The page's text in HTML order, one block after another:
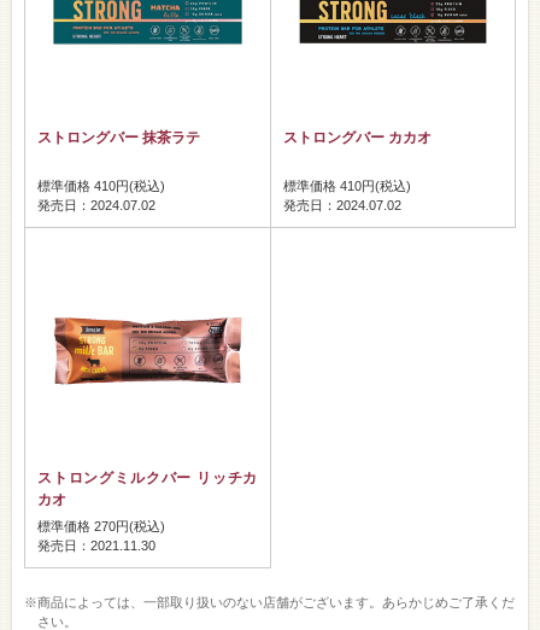
ストロングバー 抹茶ラテ
標準価格 410円(税込)
発売日：2024.07.02
ストロングバー カカオ
標準価格 410円(税込)
発売日：2024.07.02
ストロングミルクバー リッチカ
カオ
標準価格 270円(税込)
発売日：2021.11.30
※商品によっては、一部取り扱いのない店舗がございます。あらかじめご了承くだ
さい。